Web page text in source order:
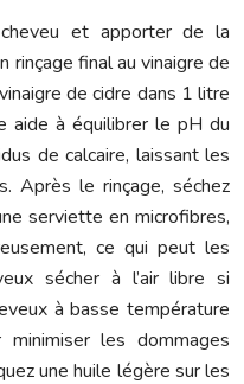
et apporter de la
rinçage final au vinaigre de
de cidre dans 1 litre
aide à équilibrer le pH du
de calcaire, laissant les
Après le rinçage, séchez
serviette en microfibres,
ce qui peut les
sécher à l’air libre si
à basse température
les dommages
une huile légère sur les